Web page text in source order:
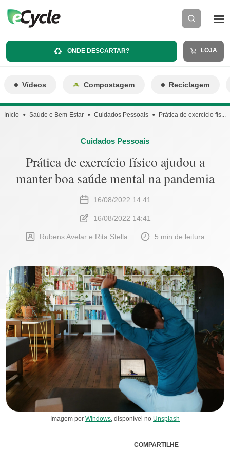
ONDE DESCARTAR? LOJA
Vídeos Compostagem Reciclagem
Início Saúde e Bem-Estar Cuidados Pessoais Prática de exercício fís...
Cuidados Pessoais
Prática de exercício físico ajudou a
manter boa saúde mental na pandemia
16/08/2022 14:41
16/08/2022 14:41
Rubens Avelar e Rita Stella 5 min de leitura
Imagem por Windows , disponível no Unsplash
COMPARTILHE